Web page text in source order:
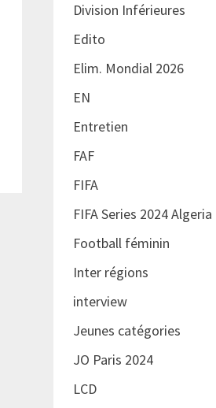
Division Inférieures
Edito
Elim. Mondial 2026
EN
Entretien
FAF
FIFA
FIFA Series 2024 Algeria
Football féminin
Inter régions
interview
Jeunes catégories
JO Paris 2024
LCD